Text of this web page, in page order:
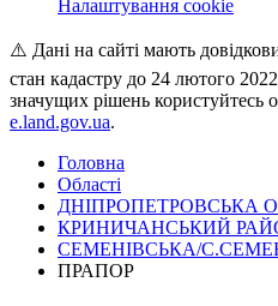
Налаштування cookie
⚠️ Дані на сайті мають
стан кадастру до 24 лютого
значущих рішень користуйтесь
e.land.gov.ua.
Головна
Області
ДНІПРОПЕТРОВСЬКА
КРИНИЧАНСЬКИЙ
СЕМЕНІВСЬКА/
ПРАПОР